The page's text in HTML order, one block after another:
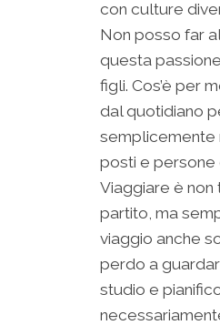
con culture
Non posso far
questa
figli. Cos’è per
dal quotidiano
semplicemente
posti e persone
Viaggiare è non
partito, ma
viaggio anche
perdo a
studio e